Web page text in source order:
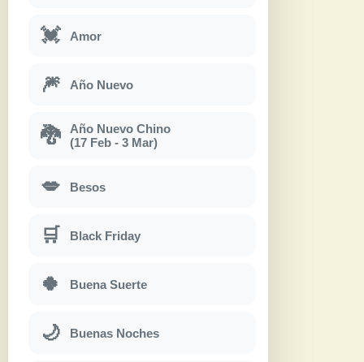
💓 Amor
🎆 Año Nuevo
🐉
Año Nuevo Chino
(17 Feb - 3 Mar)
💋 Besos
🛒 Black Friday
🍀 Buena Suerte
🌙 Buenas Noches